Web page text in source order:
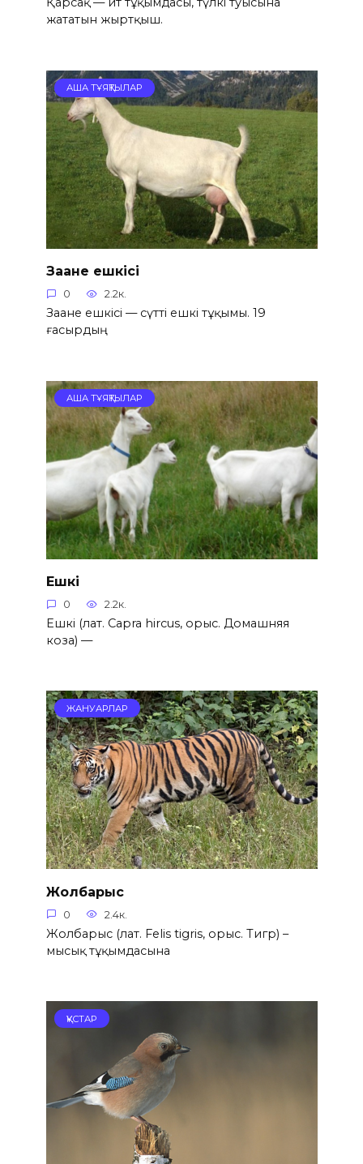
жататын жыртқыш.
АША ТҰЯҚТЫЛАР
Заане ешкісі
0 2.2к.
Заане ешкісі — сүтті ешкі тұқымы. 19
ғасырдың
АША ТҰЯҚТЫЛАР
Ешкі
0 2.2к.
Ешкі (лат. Capra hircus, орыс. Домашняя
коза) —
ЖАНУАРЛАР
Жолбарыс
0 2.4к.
Жолбарыс (лат. Felis tigris, орыс. Тигр) –
мысық тұқымдасына
ҚҰСТАР